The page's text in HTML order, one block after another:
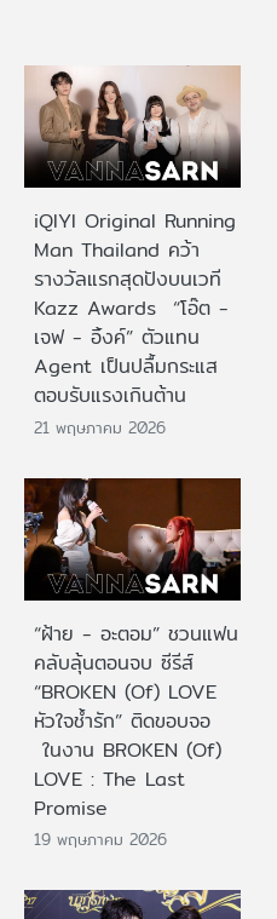
iQIYI Original Running
Man Thailand คว้า
รางวัลแรกสุดปังบนเวที
Kazz Awards “โอ๊ต -
เจฟ - อิ้งค์” ตัวแทน
Agent เป็นปลื้มกระแส
ตอบรับแรงเกินต้าน
21 พฤษภาคม 2026
“ฝ้าย - อะตอม” ชวนแฟน
คลับลุ้นตอนจบ ซีรีส์
“BROKEN (Of) LOVE
หัวใจช้ำรัก” ติดขอบจอ
ในงาน BROKEN (Of)
LOVE : The Last
Promise
19 พฤษภาคม 2026